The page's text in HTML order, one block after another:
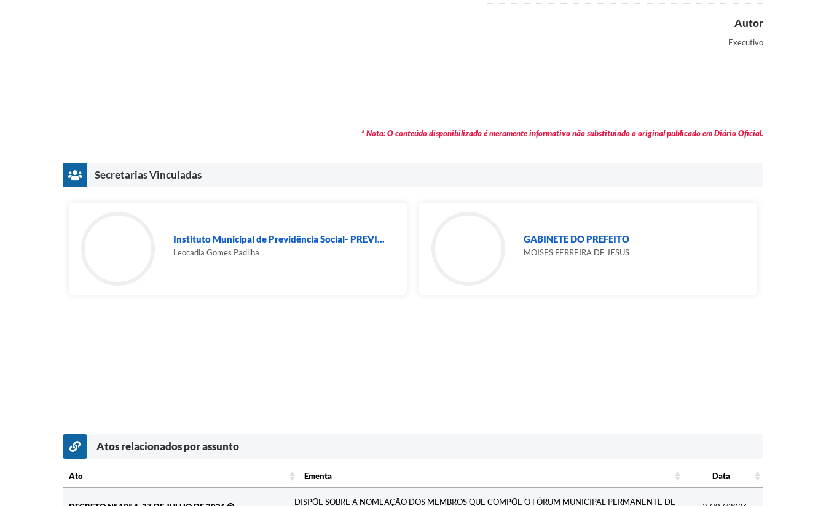
Autor
Executivo
* Nota: O conteúdo disponibilizado é meramente informativo não substituindo o original publicado em Diário Oficial.
Secretarias Vinculadas
Instituto Municipal de Previdência Social- PREVI...
Leocadia Gomes Padilha
GABINETE DO PREFEITO
MOISES FERREIRA DE JESUS
Atos relacionados por assunto
Ato Ementa
Data
DISPÕE SOBRE A NOMEAÇÃO DOS MEMBROS QUE COMPÕE O FÓRUM MUNICIPAL PERMANENTE DE